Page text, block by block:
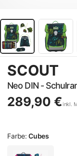
SCOUT
Neo DIN -
289,90 €inkl.
Farbe: Cubes